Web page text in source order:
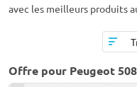
avec les meilleurs produits
Offre pour Peugeot